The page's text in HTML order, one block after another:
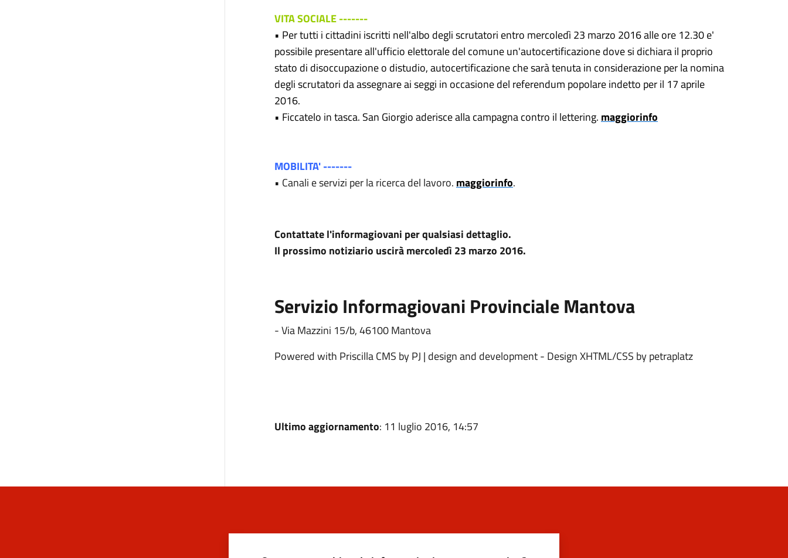
VITA SOCIALE -------
• Per tutti i cittadini iscritti nell'albo degli scrutatori entro mercoledì 23 marzo 2016 alle ore 12.30 e'
possibile presentare all'ufficio elettorale del comune un'autocertificazione dove si dichiara il proprio
stato di disoccupazione o distudio, autocertificazione che sarà tenuta in considerazione per la nomina
degli scrutatori da assegnare ai seggi in occasione del referendum popolare indetto per il 17 aprile
2016.
• Ficcatelo in tasca. San Giorgio aderisce alla campagna contro il lettering. maggiorinfo
MOBILITA' -------
• Canali e servizi per la ricerca del lavoro. maggiorinfo.
Contattate l'informagiovani per qualsiasi dettaglio.
Il prossimo notiziario uscirà mercoledì 23 marzo 2016.
Servizio Informagiovani Provinciale Mantova
- Via Mazzini 15/b, 46100 Mantova
Powered with Priscilla CMS by PJ | design and development - Design XHTML/CSS by petraplatz
Ultimo aggiornamento: 11 luglio 2016, 14:57